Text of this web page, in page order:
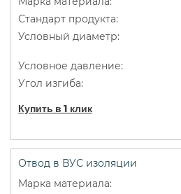
Купить в 1 клик
Отвод в ВУС изоляции